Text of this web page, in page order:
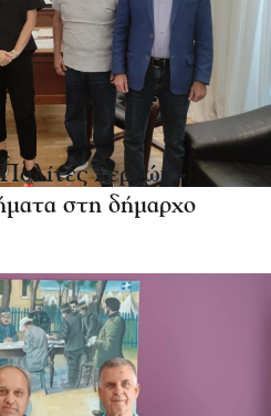
Σερρών -
στη δήμαρχο